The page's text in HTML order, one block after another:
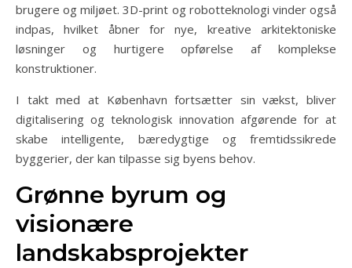
brugere og miljøet. 3D-print og robotteknologi vinder også
indpas, hvilket åbner for nye, kreative arkitektoniske
løsninger og hurtigere opførelse af komplekse
konstruktioner.
I takt med at København fortsætter sin vækst, bliver
digitalisering og teknologisk innovation afgørende for at
skabe intelligente, bæredygtige og fremtidssikrede
byggerier, der kan tilpasse sig byens behov.
Grønne byrum og
visionære
landskabsprojekter